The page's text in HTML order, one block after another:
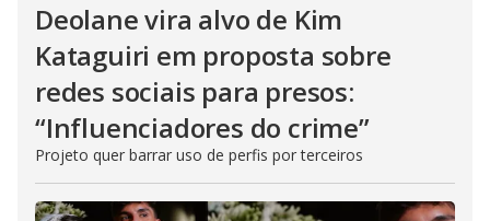
Deolane vira alvo de Kim
Kataguiri em proposta sobre
redes sociais para presos:
“Influenciadores do crime”
Projeto quer barrar uso de perfis por terceiros